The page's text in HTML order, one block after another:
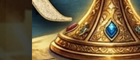
Les réponses du
Graal